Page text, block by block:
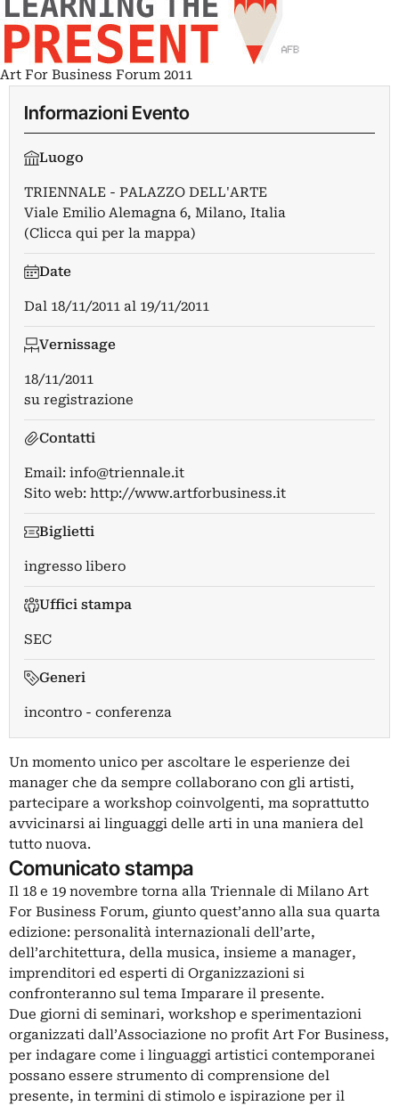
Art For Business Forum 2011
Informazioni Evento
Luogo
TRIENNALE - PALAZZO DELL'ARTE
Viale Emilio Alemagna 6, Milano, Italia
(Clicca qui per la mappa)
Date
Dal 18/11/2011 al 19/11/2011
Vernissage
18/11/2011
su registrazione
Contatti
Email: info@triennale.it
Sito web: http://www.artforbusiness.it
Biglietti
ingresso libero
Uffici stampa
SEC
Generi
incontro - conferenza
Un momento unico per ascoltare le esperienze dei
manager che da sempre collaborano con gli artisti,
partecipare a workshop coinvolgenti, ma soprattutto
avvicinarsi ai linguaggi delle arti in una maniera del
tutto nuova.
Comunicato stampa
Il 18 e 19 novembre torna alla Triennale di Milano Art
For Business Forum, giunto quest’anno alla sua quarta
edizione: personalità internazionali dell’arte,
dell’architettura, della musica, insieme a manager,
imprenditori ed esperti di Organizzazioni si
confronteranno sul tema Imparare il presente.
Due giorni di seminari, workshop e sperimentazioni
organizzati dall’Associazione no profit Art For Business,
per indagare come i linguaggi artistici contemporanei
possano essere strumento di comprensione del
presente, in termini di stimolo e ispirazione per il